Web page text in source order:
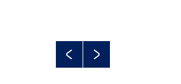
PreviousNext